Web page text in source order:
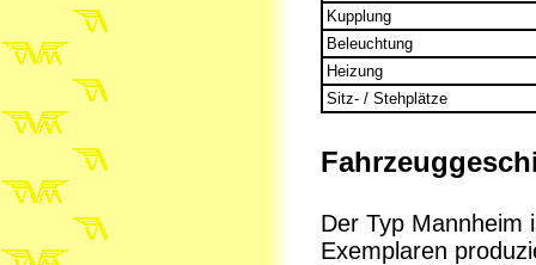
Kupplung
Beleuchtung
Heizung
Sitz- / Stehplätze
Der Typ Mannheim
Exemplaren